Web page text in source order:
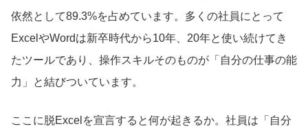
依然として89.3%を占めています。多くの社員にとって
ExcelやWordは新卒時代から10年、20年と使い続けてき
たツールであり、操作スキルそのものが「自分の仕事の能
力」と結びついています。
ここに脱Excelを宣言すると何が起きるか。社員は「自分